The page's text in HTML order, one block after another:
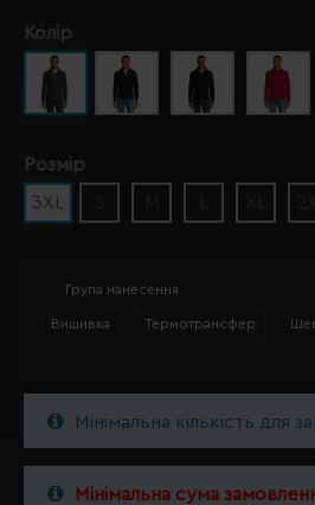
Колір
Розмір
3XL
Група нанесення
Вишивка Термотрансфер
Мінімальна кількість для
Мінімальна сума